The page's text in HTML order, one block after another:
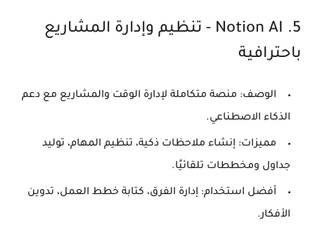
5. Notion AI - تنظيم وإدارة المشاريع
باحترافية
الوصف: منصة متكاملة لإدارة الوقت والمشاريع مع دعم
الذكاء الاصطناعي.
مميزات: إنشاء ملاحظات ذكية، تنظيم المهام، توليد
جداول ومخططات تلقائيًا.
أفضل استخدام: إدارة الفرق، كتابة خطط العمل، تدوين
الأفكار.